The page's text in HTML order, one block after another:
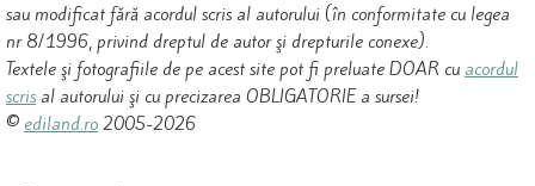
sau modificat fără acordul scris al autorului (în conformitate cu legea
nr 8/1996, privind dreptul de autor şi drepturile conexe).
Textele şi fotografiile de pe acest site pot fi preluate DOAR cu acordul
scris al autorului şi cu precizarea OBLIGATORIE a sursei!
© ediland.ro 2005-2026